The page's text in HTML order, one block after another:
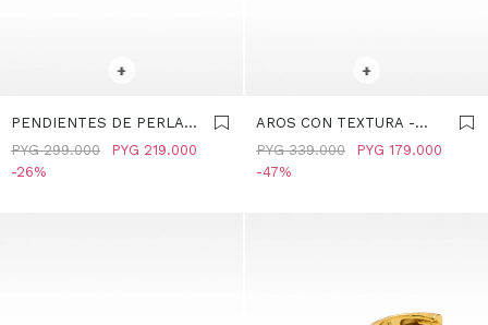
+
PENDIENTES DE PERLA
DE AGUA DULCE CON
CIRCONITA - PLATA DE
PYG 219.000
PYG 299.000
26
+
AROS CON TEXTURA -
PLATA DE LEY 925 -
DORADO
PYG 179.000
PYG 339.000
47